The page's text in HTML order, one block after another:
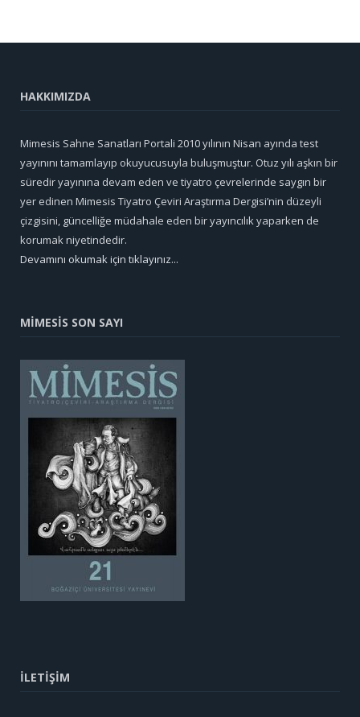
HAKKIMIZDA
Mimesis Sahne Sanatları Portali 2010 yılının Nisan ayında test
yayınını tamamlayıp okuyucusuyla buluşmuştur. Otuz yılı aşkın bir
süredir yayınına devam eden ve tiyatro çevrelerinde saygın bir
yer edinen Mimesis Tiyatro Çeviri Araştırma Dergisi’nin düzeyli
çizgisini, güncelliğe müdahale eden bir yayıncılık yaparken de
korumak niyetindedir.
Devamını okumak için tıklayınız...
MİMESİS SON SAYI
İLETİŞİM